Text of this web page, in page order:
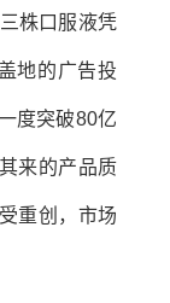
株口服液凭
地的广告投
度突破80亿
来的产品质
重创，市场